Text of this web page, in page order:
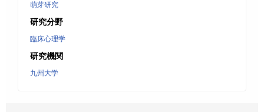
萌芽研究
研究分野
臨床心理学
研究機関
九州大学